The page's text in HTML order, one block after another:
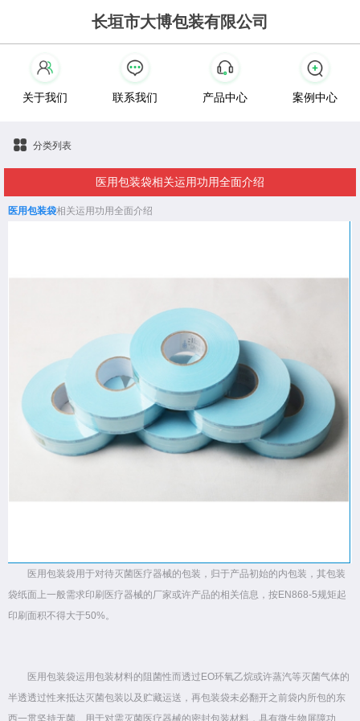
长垣市大博包装有限公司
关于我们 联系我们 产品中心 案例中心
分类列表
医用包装袋相关运用功用全面介绍
医用包装袋相关运用功用全面介绍
医用包装袋用于对待灭菌医疗器械的包装，归于产品初始的内包装，其包装
袋纸面上一般需求印刷医疗器械的厂家或许产品的相关信息，按EN868-5规矩起
印刷面积不得大于50%。
医用包装袋运用包装材料的阻菌性而透过EO环氧乙烷或许蒸汽等灭菌气体的
半透透过性来抵达灭菌包装以及贮藏运送，再包装袋未必翻开之前袋内所包的东
西一贯坚持无菌。用于对需灭菌医疗器械的密封包装材料，具有微生物屏障功